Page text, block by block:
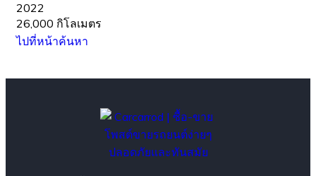
2022
26,000 กิโลเมตร
ไปที่หน้าค้นหา